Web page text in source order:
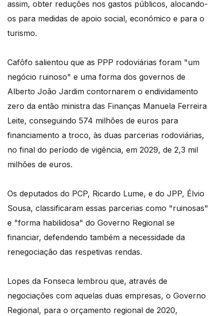
assim, obter reduções nos gastos públicos, alocando-
os para medidas de apoio social, económico e para o
turismo.
Cafôfo salientou que as PPP rodoviárias foram "um
negócio ruinoso" e uma forma dos governos de
Alberto João Jardim contornarem o endividamento
zero da então ministra das Finanças Manuela Ferreira
Leite, conseguindo 574 milhões de euros para
financiamento a troco, às duas parcerias rodoviárias,
no final do período de vigência, em 2029, de 2,3 mil
milhões de euros.
Os deputados do PCP, Ricardo Lume, e do JPP, Élvio
Sousa, classificaram essas parcerias como "ruinosas"
e "forma habilidosa" do Governo Regional se
financiar, defendendo também a necessidade da
renegociação das respetivas rendas.
Lopes da Fonseca lembrou que, através de
negociações com aquelas duas empresas, o Governo
Regional, para o orçamento regional de 2020,